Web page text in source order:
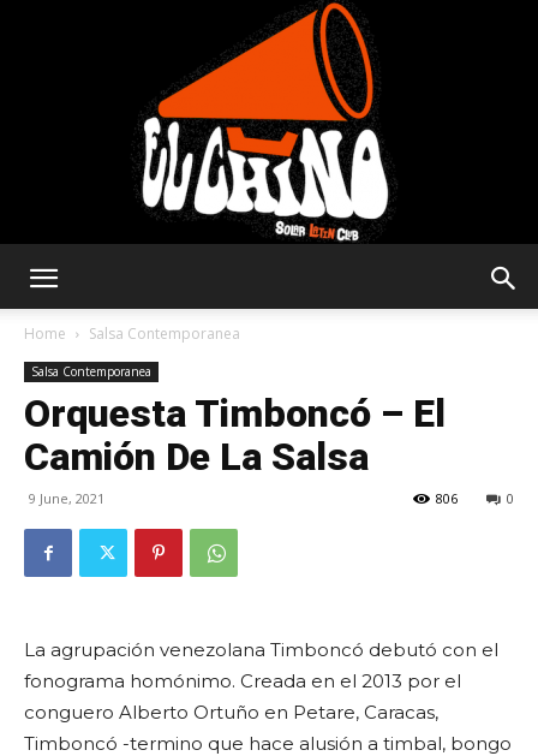
Latin
Home Salsa Contemporanea
Salsa Contemporanea
Orquesta Timboncó – El
Camión De La Salsa
9 June, 2021 0
806
La agrupación venezolana Timboncó debutó con el
fonograma homónimo. Creada en el 2013 por el
conguero Alberto Ortuño en Petare, Caracas,
Timboncó -termino que hace alusión a timbal, bongo